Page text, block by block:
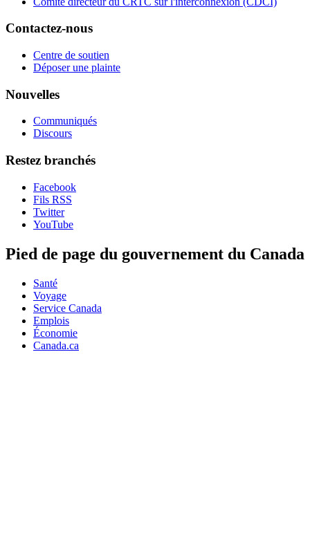
Contactez-nous
Centre de soutien
Déposer une plainte
Nouvelles
Communiqués
Discours
Restez branchés
Facebook
Fils RSS
Twitter
YouTube
Pied de page du gouvernement du Canada
Santé
Voyage
Service Canada
Emplois
Économie
Canada.ca